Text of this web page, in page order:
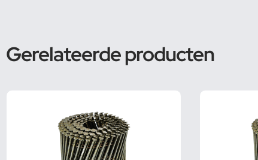
Gerelateerde producten